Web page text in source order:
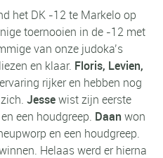
het DK -12 te Markelo op
toernooien in de -12 met
van onze judoka’s
en klaar. Floris, Levien,
rijker en hebben nog
Jessewist zijn eerste
een houdgreep. Daan won
en een houdgreep.
Helaas werd er hierna